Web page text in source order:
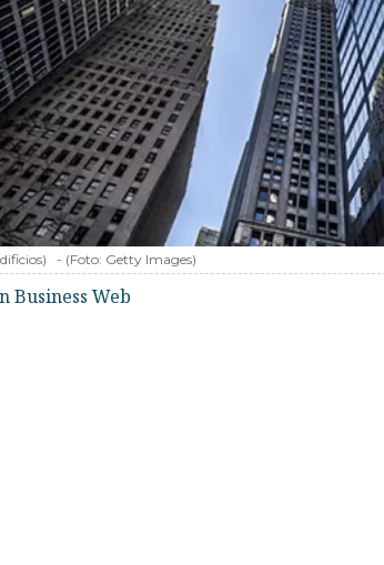
- (Foto: Getty Images)
Business Web